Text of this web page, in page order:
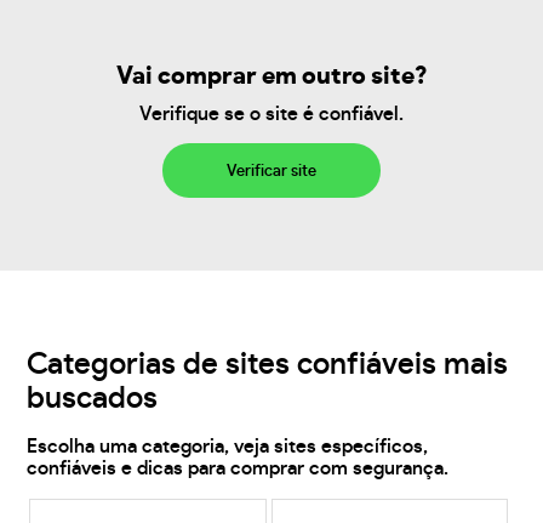
Vai comprar em outro site?
Verifique se o site é confiável.
Verificar site
Categorias de sites confiáveis mais
buscados
Escolha uma categoria, veja sites específicos,
confiáveis e dicas para comprar com segurança.